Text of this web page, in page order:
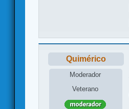
Quimérico
Moderador
Veterano